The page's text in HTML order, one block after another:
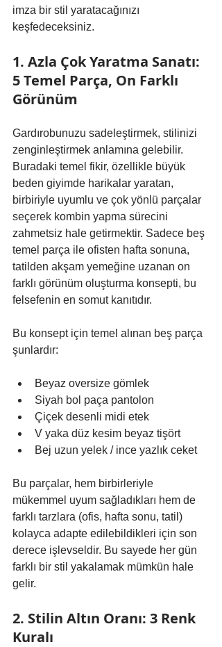
imza bir stil yaratacağınızı
keşfedeceksiniz.
1. Azla Çok Yaratma Sanatı:
5 Temel Parça, On Farklı
Görünüm
Gardırobunuzu sadeleştirmek, stilinizi
zenginleştirmek anlamına gelebilir.
Buradaki temel fikir, özellikle büyük
beden giyimde harikalar yaratan,
birbiriyle uyumlu ve çok yönlü parçalar
seçerek kombin yapma sürecini
zahmetsiz hale getirmektir. Sadece beş
temel parça ile ofisten hafta sonuna,
tatilden akşam yemeğine uzanan on
farklı görünüm oluşturma konsepti, bu
felsefenin en somut kanıtıdır.
Bu konsept için temel alınan beş parça
şunlardır:
Beyaz oversize gömlek
Siyah bol paça pantolon
Çiçek desenli midi etek
V yaka düz kesim beyaz tişört
Bej uzun yelek / ince yazlık ceket
Bu parçalar, hem birbirleriyle
mükemmel uyum sağladıkları hem de
farklı tarzlara (ofis, hafta sonu, tatil)
kolayca adapte edilebildikleri için son
derece işlevseldir. Bu sayede her gün
farklı bir stil yakalamak mümkün hale
gelir.
2. Stilin Altın Oranı: 3 Renk
Kuralı